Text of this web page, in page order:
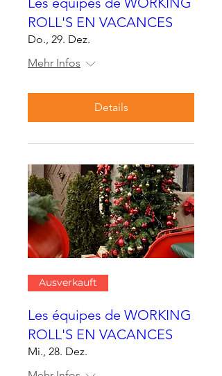
ROLL'S EN VACANCES
Do., 29. Dez.
Mehr Infos
Details
Ausverkauft
Les équipes de WORKING
ROLL'S EN VACANCES
Mi., 28. Dez.